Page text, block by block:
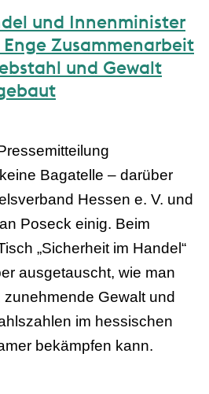
und Innenminister
Enge Zusammenarbeit
und Gewalt
Bagatelle – darüber
Hessen e. V. und
Poseck einig. Beim
„Sicherheit im Handel“
ausgetauscht, wie man
zunehmende Gewalt und
im hessischen
bekämpfen kann.